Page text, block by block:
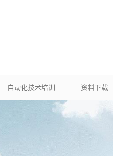
自动化技术培训 资料下载